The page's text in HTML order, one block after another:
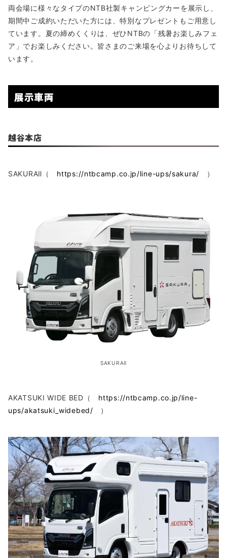
両会場に様々なタイプのNTB社製キャンピングカーを展示し、
期間中ご成約いただいた方には、特別なプレゼントもご用意し
ています。夏の締めくくりは、ぜひNTBの「残暑お楽しみフェ
ア」でお楽しみください。皆さまのご来場を心よりお待ちして
います。
展示車両
越谷本店
SAKURAⅡ（ https://ntbcamp.co.jp/line-ups/sakura/ ）
SAKURAⅡ
AKATSUKI WIDE BED（ https://ntbcamp.co.jp/line-
ups/akatsuki_widebed/ ）